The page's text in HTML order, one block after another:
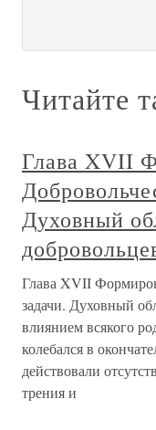
Читайте
Глава XVII
Духовный
Глава XVII
задачи. Духовный
влиянием всякого
колебался в
действовали
трения и